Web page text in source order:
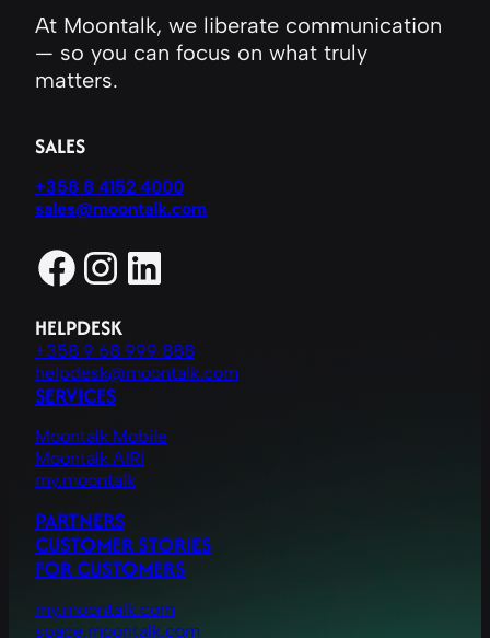
At Moontalk, we liberate communication
— so you can focus on what truly
matters.
SALES
+358 8 4152 4000
sales@moontalk.com
Facebook Instagram LinkedIn
HELPDESK
+358 9 68 999 888
helpdesk@moontalk.com
SERVICES
Moontalk Mobile
Moontalk AIRI
my.moontalk
PARTNERS
CUSTOMER STORIES
FOR CUSTOMERS
my.moontalk.com
space.moontalk.com